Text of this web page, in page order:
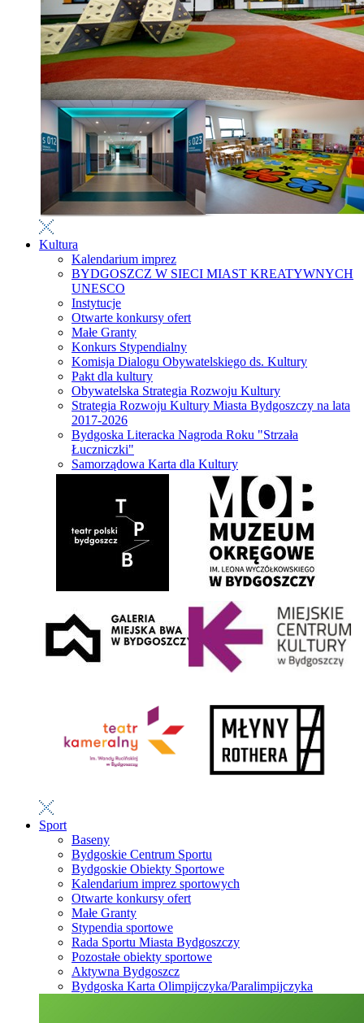
Kultura
Kalendarium imprez
BYDGOSZCZ W SIECI MIAST KREATYWNYCH
UNESCO
Instytucje
Otwarte konkursy ofert
Małe Granty
Konkurs Stypendialny
Komisja Dialogu Obywatelskiego ds. Kultury
Pakt dla kultury
Obywatelska Strategia Rozwoju Kultury
Strategia Rozwoju Kultury Miasta Bydgoszczy na lata
2017-2026
Bydgoska Literacka Nagroda Roku "Strzała
Łuczniczki"
Samorządowa Karta dla Kultury
Sport
Baseny
Bydgoskie Centrum Sportu
Bydgoskie Obiekty Sportowe
Kalendarium imprez sportowych
Otwarte konkursy ofert
Małe Granty
Stypendia sportowe
Rada Sportu Miasta Bydgoszczy
Pozostałe obiekty sportowe
Aktywna Bydgoszcz
Bydgoska Karta Olimpijczyka/Paralimpijczyka